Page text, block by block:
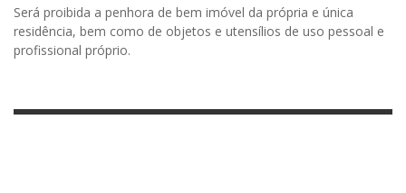
Será proibida a penhora de bem imóvel da própria e única
residência, bem como de objetos e utensílios de uso pessoal e
profissional próprio.